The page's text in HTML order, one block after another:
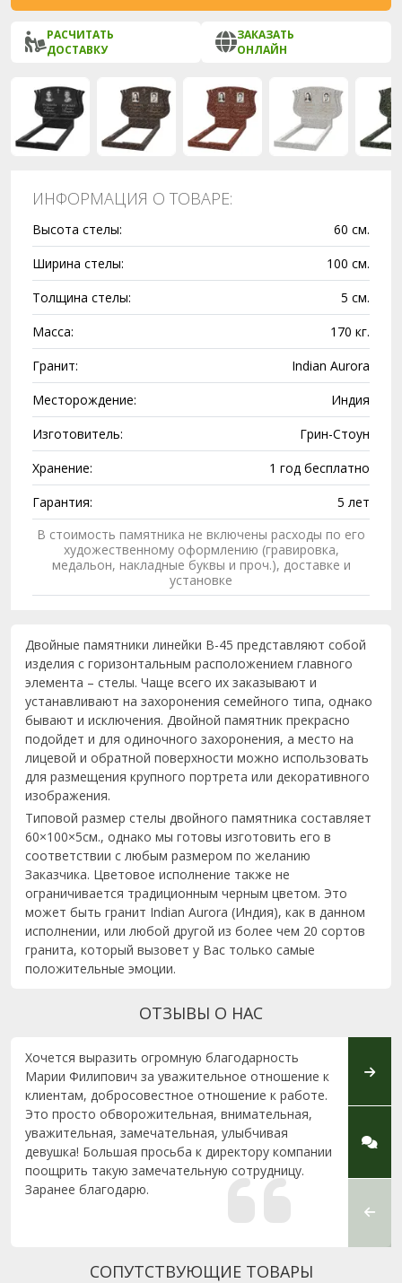
РАСЧИТАТЬ
ДОСТАВКУ
ЗАКАЗАТЬ
ОНЛАЙН
ИНФОРМАЦИЯ О ТОВАРЕ:
Высота стелы:
60 см.
Ширина стелы:
100 см.
Толщина стелы:
5 см.
Масса:
170 кг.
Гранит:
Indian Aurora
Месторождение:
Индия
Изготовитель:
Грин-Стоун
Хранение:
1 год бесплатно
Гарантия:
5 лет
В стоимость памятника не включены расходы по его
художественному оформлению (гравировка,
медальон, накладные буквы и проч.), доставке и
установке
Двойные памятники линейки B-45 представляют собой
изделия с горизонтальным расположением главного
элемента – стелы. Чаще всего их заказывают и
устанавливают на захоронения семейного типа, однако
бывают и исключения. Двойной памятник прекрасно
подойдет и для одиночного захоронения, а место на
лицевой и обратной поверхности можно использовать
для размещения крупного портрета или декоративного
изображения.
Типовой размер стелы двойного памятника составляет
60×100×5см., однако мы готовы изготовить его в
соответствии с любым размером по желанию
Заказчика. Цветовое исполнение также не
ограничивается традиционным черным цветом. Это
может быть гранит Indian Aurora (Индия), как в данном
исполнении, или любой другой из более чем 20 сортов
гранита, который вызовет у Вас только самые
положительные эмоции.
ОТЗЫВЫ О НАС
Хочется выразить огромную благодарность
Марии Филипович за уважительное отношение к
клиентам, добросовестное отношение к работе.
Это просто обворожительная, внимательная,
уважительная, замечательная, улыбчивая
девушка! Большая просьба к директору компании
поощрить такую замечательную сотрудницу.
Заранее благодарю.
и
СОПУТСТВУЮЩИЕ ТОВАРЫ